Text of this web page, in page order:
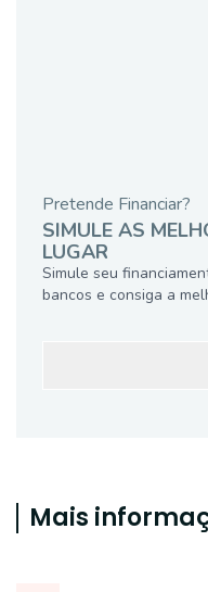
Pretende Financiar?
SIMULE AS
LUGAR
Simule seu
bancos e consiga a
Mais